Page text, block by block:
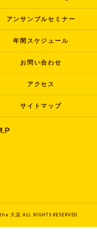
アンサンブルセミナー
年間スケジュール
お問い合わせ
アクセス
サイトマップ
大楽 ALL RIGHTS RESERVED.